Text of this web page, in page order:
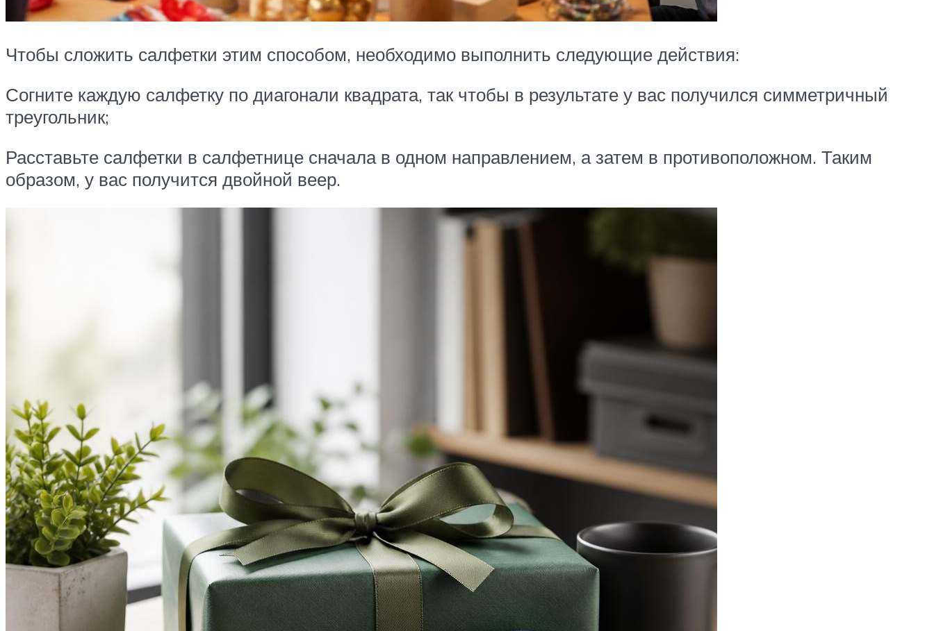
Чтобы сложить салфетки этим способом, необходимо выполнить следующие действия:
Согните каждую салфетку по диагонали квадрата, так чтобы в результате у вас получился симметричный
треугольник;
Расставьте салфетки в салфетнице сначала в одном направлением, а затем в противоположном. Таким
образом, у вас получится двойной веер.